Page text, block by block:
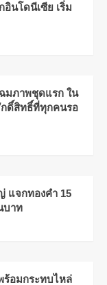
นโดนีเซีย เริ่ม
มภาพชุดแรก ใน
ดิ์สิทธิ์ที่ทุกคนรอ
แจกทองคำ 15
บาท
ร้อมกระทบไหล่